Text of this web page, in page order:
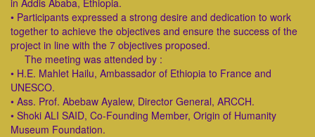
in Addis Ababa, Ethiopia.
• Participants expressed a strong desire and dedication to work
together to achieve the objectives and ensure the success of the
project in line with the 7 objectives proposed.
The meeting was attended by :
• H.E. Mahlet Hailu, Ambassador of Ethiopia to France and
UNESCO.
• Ass. Prof. Abebaw Ayalew, Director General, ARCCH.
• Shoki ALI SAID, Co-Founding Member, Origin of Humanity
Museum Foundation.